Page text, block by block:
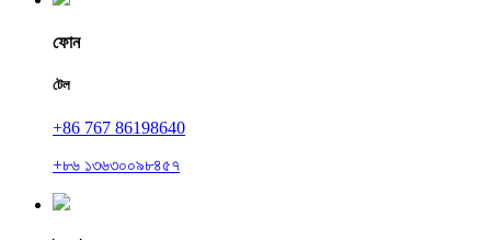
ফোন
টেল
+86 767 86198640
+৮৬ ১৩৬৩০০৯৮৪৫৭